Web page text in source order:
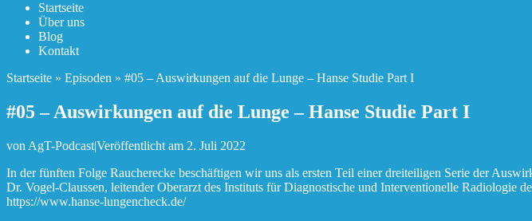
Startseite
Über uns
Blog
Kontakt
Startseite » Episoden » #05 – Auswirkungen auf die Lunge – Hanse Studie Part I
#05 – Auswirkungen auf die Lunge – Hanse Studie Part I
von AgT-Podcast|Veröffentlicht am 2. Juli 2022
In der fünften Folge Raucherecke beschäftigen wir uns als ersten Teil einer dreiteiligen Serie der
Dr. Vogel-Claussen, leitender Oberarzt des Instituts für Diagnostische und Interventionelle Radiologie
https://www.hanse-lungencheck.de/